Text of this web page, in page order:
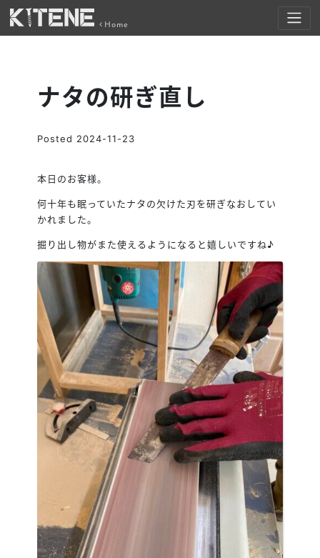
Home
ナタの研ぎ直し
Posted 2024-11-23
本日のお客様。
何十年も眠っていたナタの欠けた刃を研ぎなおしてい
かれました。
掘り出し物がまた使えるようになると嬉しいですね♪